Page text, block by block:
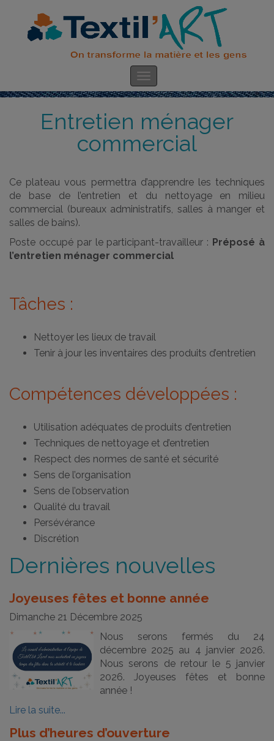
Entretien ménager
commercial
Ce plateau vous permettra d’apprendre les techniques
de base de l’entretien et du nettoyage en milieu
commercial (bureaux administratifs, salles à manger et
salles de bains).
Poste occupé par le participant-travailleur : Préposé à
l’entretien ménager commercial
Tâches :
Nettoyer les lieux de travail
Tenir à jour les inventaires des produits d’entretien
Compétences développées :
Utilisation adéquates de produits d’entretien
Techniques de nettoyage et d’entretien
Respect des normes de santé et sécurité
Sens de l’organisation
Sens de l’observation
Qualité du travail
Persévérance
Discrétion
Dernières nouvelles
Joyeuses fêtes et bonne année
Dimanche 21 Décembre 2025
Nous serons fermés du 24
décembre 2025 au 4 janvier 2026.
Nous serons de retour le 5 janvier
2026. Joyeuses fêtes et bonne
année !
Lire la suite...
Plus d’heures d’ouverture